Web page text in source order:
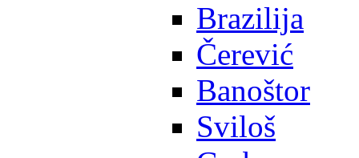
Brazilija
Čerević
Banoštor
Sviloš